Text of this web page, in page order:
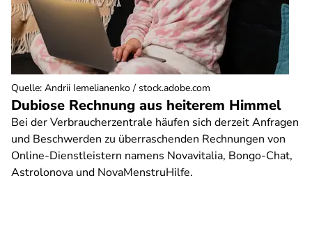
Dubiose Rechnung aus heiterem Himmel
Bei der Verbraucherzentrale häufen sich derzeit Anfragen
und Beschwerden zu überraschenden Rechnungen von
Online-Dienstleistern namens Novavitalia, Bongo-Chat,
Astrolonova und NovaMenstruHilfe.
Quelle: Andrii Iemelianenko / stock.adobe.com